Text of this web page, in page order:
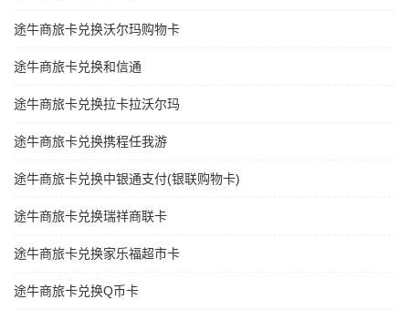
途牛商旅卡兑换沃尔玛购物卡
途牛商旅卡兑换和信通
途牛商旅卡兑换拉卡拉沃尔玛
途牛商旅卡兑换携程任我游
途牛商旅卡兑换中银通支付(银联购物卡)
途牛商旅卡兑换瑞祥商联卡
途牛商旅卡兑换家乐福超市卡
途牛商旅卡兑换Q币卡